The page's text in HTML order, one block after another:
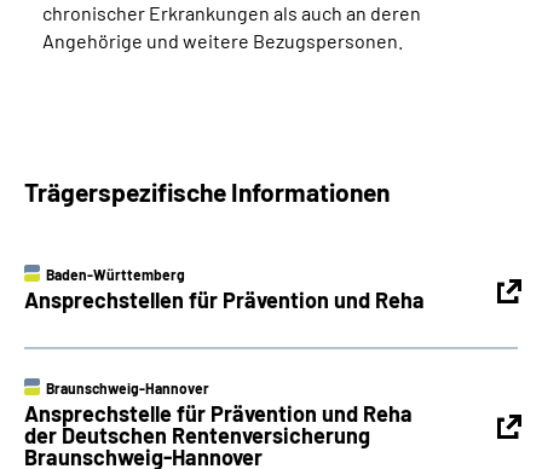
chronischer Erkrankungen als auch an deren
Angehörige und weitere Bezugspersonen.
Trägerspezifische Informationen
Baden-Württemberg
Ansprechstellen für Prävention und Reha
Braunschweig-Hannover
Ansprechstelle für Prävention und Reha
der Deutschen Rentenversicherung
Braunschweig-Hannover